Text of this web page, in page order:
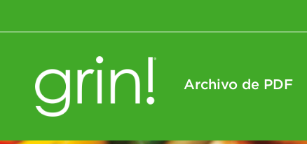
Archivo de PDF